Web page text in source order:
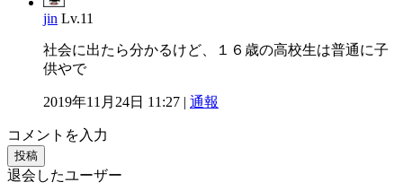
jin Lv.11
社会に出たら分かるけど、１６歳の高校生は普通に子
供やで
2019年11月24日 11:27 | 通報
コメントを入力
投稿
退会したユーザー